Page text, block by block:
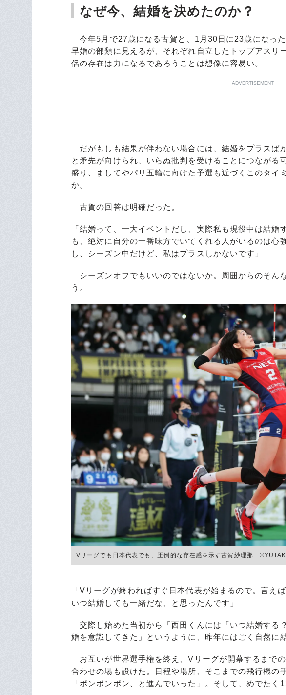
なぜ今、結婚を決めたのか？
今年5月で27歳になる古賀と、1月30日に23歳になった
早婚の部類に見えるが、それぞれ自立したトップアスリ
侶の存在は力になるであろうことは想像に容易い。
ADVERTISEMENT
だがもしも結果が伴わない場合には、結婚をプラスば
と矛先が向けられ、いらぬ批判を受けることにつながる
盛り、ましてやパリ五輪に向けた予選も近づくこのタイ
か。
古賀の回答は明確だった。
「結婚って、一大イベントだし、実際私も現役中は結婚
も、絶対に自分の一番味方でいてくれる人がいるのは心
し、シーズン中だけど、私はプラスしかないです」
シーズンオフでもいいのではないか。周囲からのそん
う。
Vリーグでも日本代表でも、圧倒的な存在感を示す古賀紗理那
「Vリーグが終わればすぐ日本代表が始まるので。言え
いつ結婚しても一緒だな、と思ったんです」
交際し始めた当初から「西田くんには『いつ結婚する
婚を意識してきた」というように、昨年にはごく自然に
お互いが世界選手権を終え、Vリーグが開幕するまで
合わせの場も設けた。日程や場所、そこまでの飛行機の
「ポンポンポン、と進んでいった」。そして、めでたく